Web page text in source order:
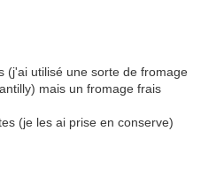
(j'ai utilisé une sorte de fromage
mais un fromage frais
(je les ai prise en conserve)